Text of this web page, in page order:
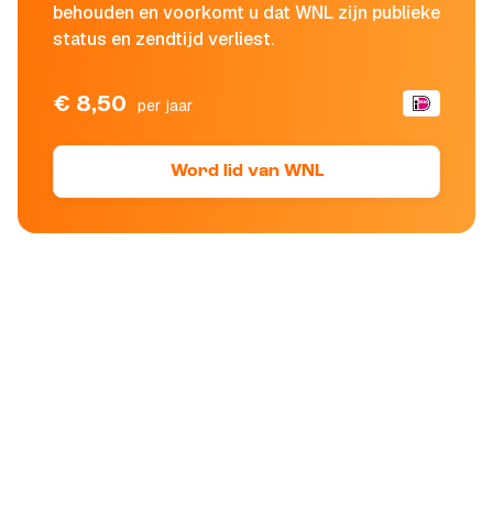
behouden en voorkomt u dat WNL zijn publieke
status en zendtijd verliest.
€ 8,50 per jaar
Word lid van WNL